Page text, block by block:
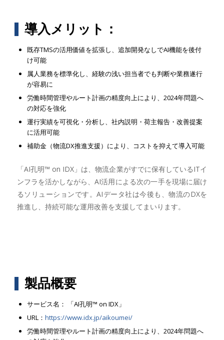
導入メリット：
既存TMSの活用価値を拡張し、追加開発なしでAI機能を後付
け可能
属人業務を標準化し、経験の浅い担当者でも判断や業務遂行
が容易に
労働時間管理やルート計画の精度向上により、2024年問題へ
の対応を強化
運行実績を可視化・分析し、社内説明・荷主報告・改善提案
に活用可能
補助金（物流DX推進支援）により、コストを抑えて導入可能
「AI孔明™ on IDX」は、物流企業がすでに保有しているITイ
ンフラを活かしながら、AI活用による次の一手を現場に届け
るソリューションです。AIデータ社は今後も、物流のDXを
推進し、持続可能な運用改善を支援してまいります。
製品概要
サービス名： 「AI孔明™ on IDX」
URL： https://www.idx.jp/aikoumei/
労働時間管理やルート計画の精度向上により、2024年問題へ